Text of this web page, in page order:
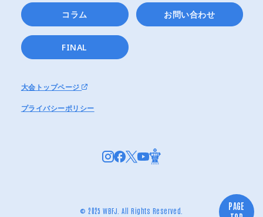
コラム お問い合わせ
FINAL
大会トップページ
プライバシーポリシー
PAGE
© 2025 WBFJ. All Rights Reserved.